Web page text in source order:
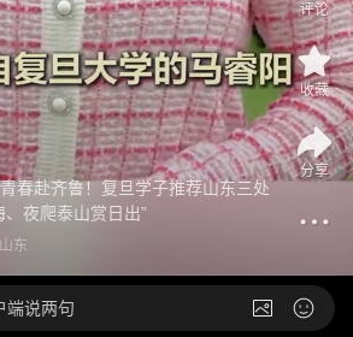
春赴齐鲁！复旦学子推荐山东三处
夜爬泰山赏日出”
山东
评论
收藏
分享
端说两句